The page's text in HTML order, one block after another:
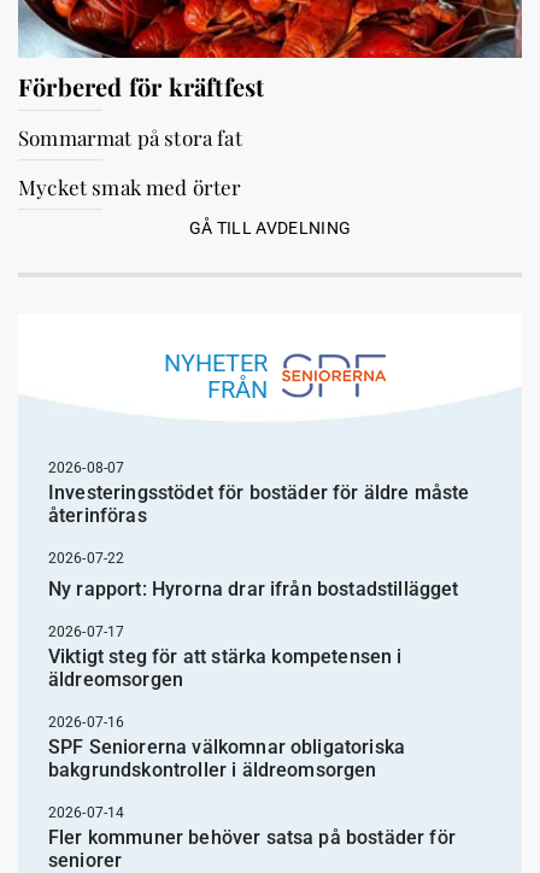
Förbered för kräftfest
Sommarmat på stora fat
Mycket smak med örter
GÅ TILL AVDELNING
NYHETER
FRÅN
2026-08-07
Investeringsstödet för bostäder för äldre måste
återinföras
2026-07-22
Ny rapport: Hyrorna drar ifrån bostadstillägget
2026-07-17
Viktigt steg för att stärka kompetensen i
äldreomsorgen
2026-07-16
SPF Seniorerna välkomnar obligatoriska
bakgrundskontroller i äldreomsorgen
2026-07-14
Fler kommuner behöver satsa på bostäder för
seniorer